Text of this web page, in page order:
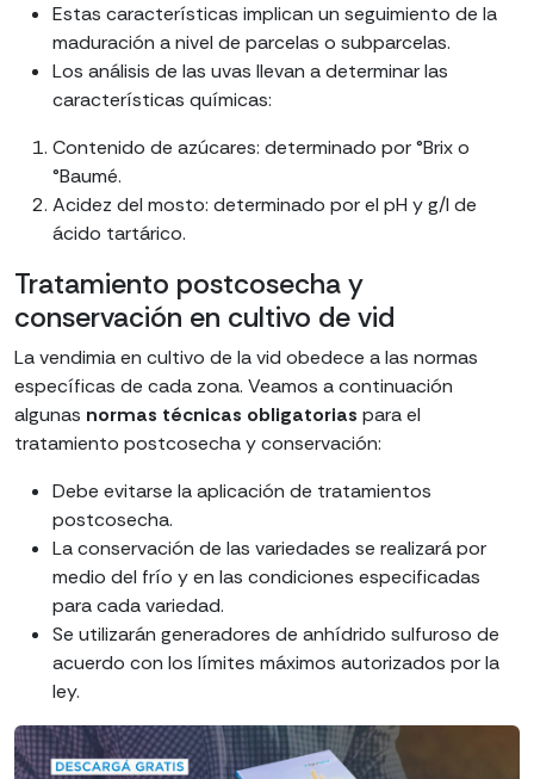
Estas características implican un seguimiento de la
maduración a nivel de parcelas o subparcelas.
Los análisis de las uvas llevan a determinar las
características químicas:
Contenido de azúcares: determinado por °Brix o
°Baumé.
Acidez del mosto: determinado por el pH y g/l de
ácido tartárico.
Tratamiento postcosecha y
conservación en cultivo de vid
La vendimia en cultivo de la vid obedece a las normas
específicas de cada zona. Veamos a continuación
algunas normas técnicas obligatorias para el
tratamiento postcosecha y conservación:
Debe evitarse la aplicación de tratamientos
postcosecha.
La conservación de las variedades se realizará por
medio del frío y en las condiciones especificadas
para cada variedad.
Se utilizarán generadores de anhídrido sulfuroso de
acuerdo con los límites máximos autorizados por la
ley.